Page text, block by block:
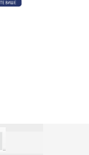
sveta